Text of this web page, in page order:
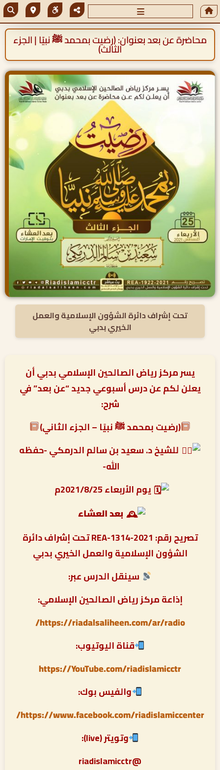
محاضرة عن بعد بعنوان: (رضيت بمحمد ﷺ نبيًا | الجزء
الثالث)
تحت إشراف دائرة الشؤون الإسلامية والعمل
الخيري بدبي
يسر مركز رياض الصالحين الإسلامي بدبي أن
يعلن لكم عن درس أسبوعي جديد “عن بعد” في
شرح:
(رضيت بمحمد ﷺ نبيًا – الجزء الثاني)
للشيخ د. سعيد بن سالم الدرمكي -حفظه
الله-
يوم الأربعاء 2021/8/25م
بعد العشاء
تصريح رقم: REA-1314-2021 تحت إشراف دائرة
الشؤون الإسلامية والعمل الخيري بدبي
سينقل الدرس عبر:
إذاعة مركز رياض الصالحين الإسلامي:
https://riadalsaliheen.com/ar/radio/
قناة اليوتيوب:
https://YouTube.com/riadislamicctr
والفيس بوك:
https://www.facebook.com/riadislamiccenter/
وتويتر (live):
@riadislamicctr